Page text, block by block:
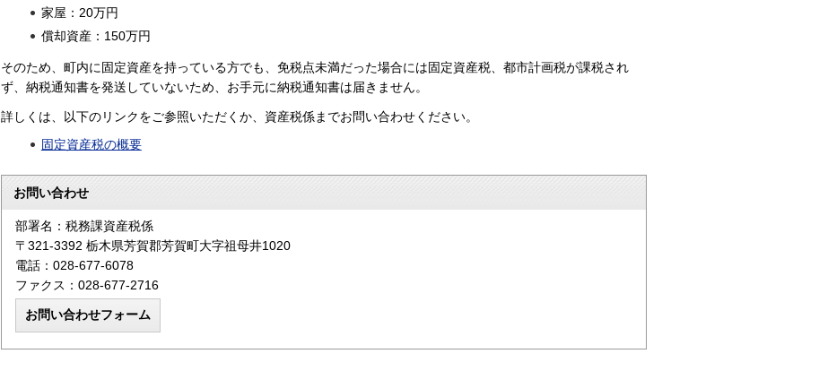
家屋：20万円
償却資産：150万円
そのため、町内に固定資産を持っている方でも、免税点未満だった場合には固定資産税、都市計画税が課税され
ず、納税通知書を発送していないため、お手元に納税通知書は届きません。
詳しくは、以下のリンクをご参照いただくか、資産税係までお問い合わせください。
固定資産税の概要
お問い合わせ
部署名：税務課資産税係
〒321-3392 栃木県芳賀郡芳賀町大字祖母井1020
電話：028-677-6078
ファクス：028-677-2716